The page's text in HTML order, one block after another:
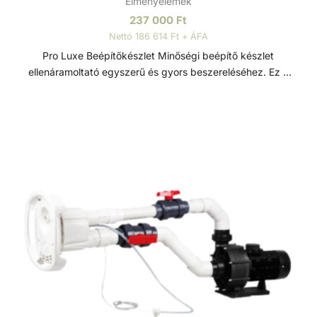
237 000 Ft
Nettó 186 614 Ft + ÁFA
Pro Luxe Beépítőkészlet Minőségi beépítő készlet
ellenáramoltató egyszerű és gyors beszereléséhez. Ez a
kis méretű medencék esetében jó opcionális kiegészítő,
hiszen áramlással szemben, gyakorlatilag egyhelyben teszi
lehetővé használója számára a természetes és a
hosszútávú úszás élményét. Nagy előnye, hogy az úszás
tempóját sajátmagunk alakíthatjuk ki azzal, hogy távolabb,
vagy közelebb úszunk a fúvókákhoz. Számos
teljesítményű ellenáramoltató létezik, így a vásárlás előtt